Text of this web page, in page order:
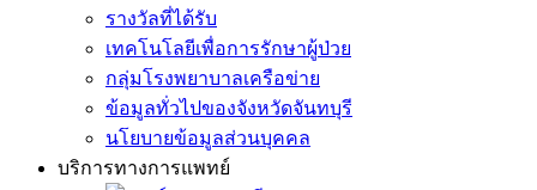
รางวัลที่ได้รับ
เทคโนโลยีเพื่อการรักษาผู้ป่วย
กลุ่มโรงพยาบาลเครือข่าย
ข้อมูลทั่วไปของจังหวัดจันทบุรี
นโยบายข้อมูลส่วนบุคคล
บริการทางการแพทย์